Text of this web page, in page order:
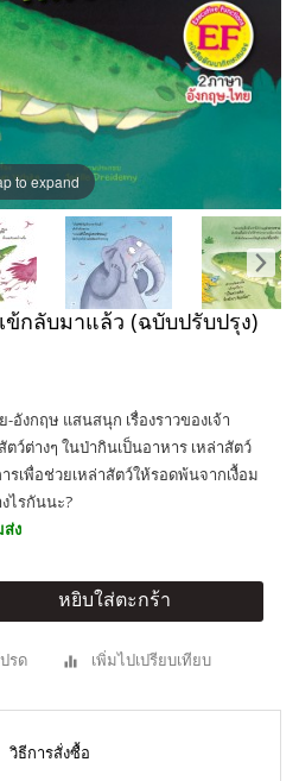
to expand
กลับมาแล้ว (ฉบับปรับปรุง)
งกฤษ แสนสนุก เรื่องราวของเจ้า
ว์ต่างๆ ในป่ากินเป็นอาหาร เหล่าสัตว์
เพื่อช่วยเหล่าสัตว์ให้รอดพ้นจากเงื้อม
ไรกันนะ?
ง
หยิบใส่ตะกร้า
รด เพิ่มไปเปรียบเทียบ
วิธีการสั่งซื้อ